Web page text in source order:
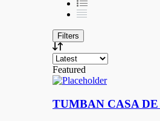
Filters
Featured
TUMBAN CASA